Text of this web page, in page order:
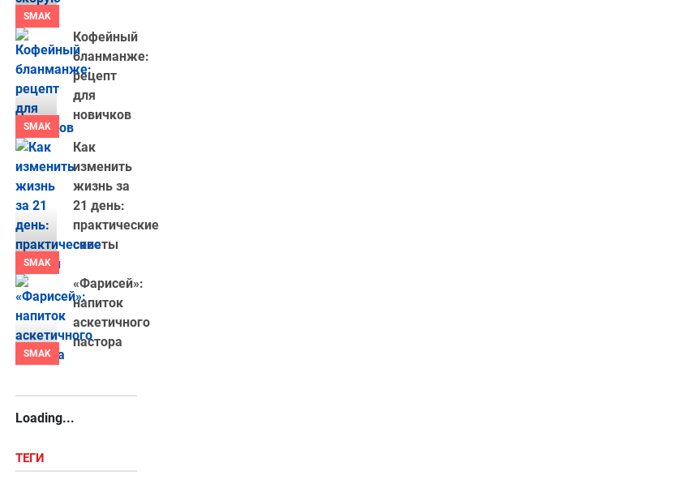
SMAK
SMAK
Кофейный
бланманже:
рецепт
для
новичков
SMAK
Как
изменить
жизнь за
21 день:
практические
советы
SMAK
«Фарисей»:
напиток
аскетичного
пастора
Loading...
ТЕГИ